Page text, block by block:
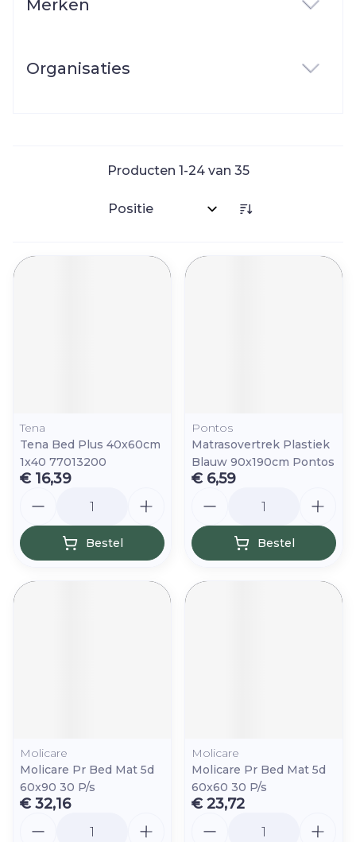
Merken
Organisaties
Producten 1-24van 35
Sorteer op:
Tena
Tena Bed Plus 40x60cm
1x40 77013200
€ 16,39
Bestel
Pontos
Matrasovertrek Plastiek
Blauw 90x190cm Pontos
€ 6,59
Bestel
Molicare
Molicare Pr Bed Mat 5d
60x90 30 P/s
€ 32,16
Molicare
Molicare Pr Bed Mat 5d
60x60 30 P/s
€ 23,72